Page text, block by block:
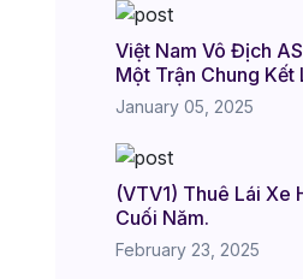
Việt Nam Vô Địch
Một Trận Chung Kết
January 05, 2025
(VTV1) Thuê Lái Xe
Cuối Năm.
February 23, 2025